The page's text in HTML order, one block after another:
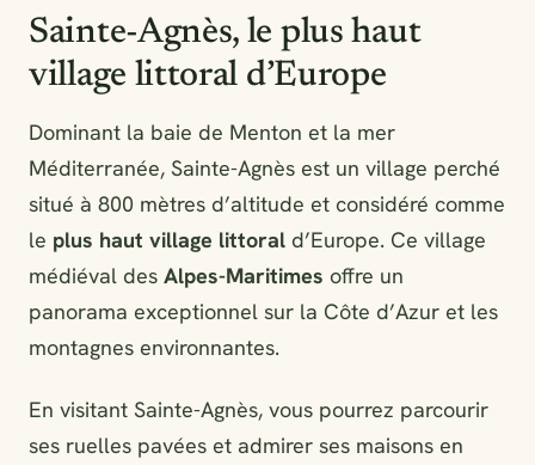
Sainte-Agnès, le plus haut
village littoral d’Europe
Dominant la baie de Menton et la mer
Méditerranée, Sainte-Agnès est un village perché
situé à 800 mètres d’altitude et considéré comme
le plus haut village littoral d’Europe. Ce village
médiéval des Alpes-Maritimes offre un
panorama exceptionnel sur la Côte d’Azur et les
montagnes environnantes.
En visitant Sainte-Agnès, vous pourrez parcourir
ses ruelles pavées et admirer ses maisons en